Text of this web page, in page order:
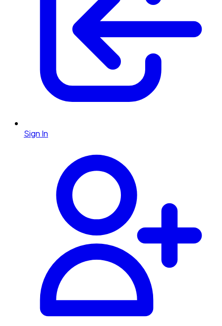
Sign In